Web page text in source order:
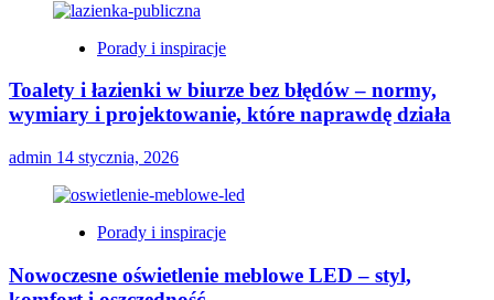
Porady i inspiracje
Toalety i łazienki w biurze bez błędów – normy,
wymiary i projektowanie, które naprawdę działa
admin 14 stycznia, 2026
Porady i inspiracje
Nowoczesne oświetlenie meblowe LED – styl,